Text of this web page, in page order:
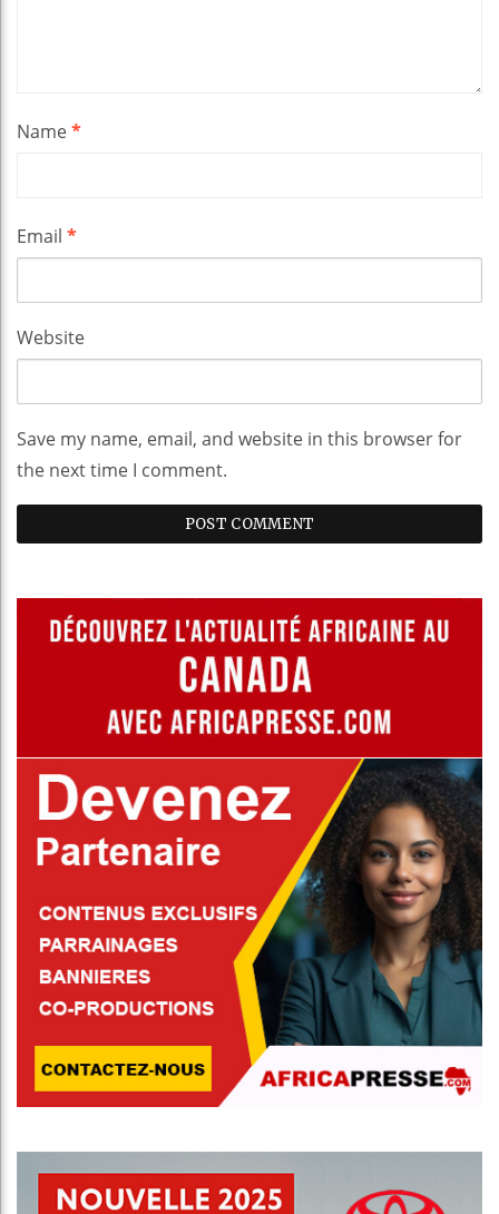
Name*
Email *
Website
Save my name, email, and website in this browser for
the next time I comment.